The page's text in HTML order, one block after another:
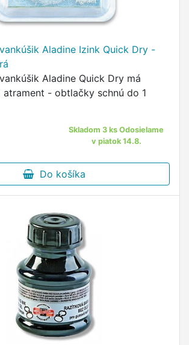
Aladine Izink Quick Dry -
Aladine Quick Dry má
atrament - obtlačky schnú do 1
Skladom 3 ks Odosielame
v piatok 14.8.
Do košíka